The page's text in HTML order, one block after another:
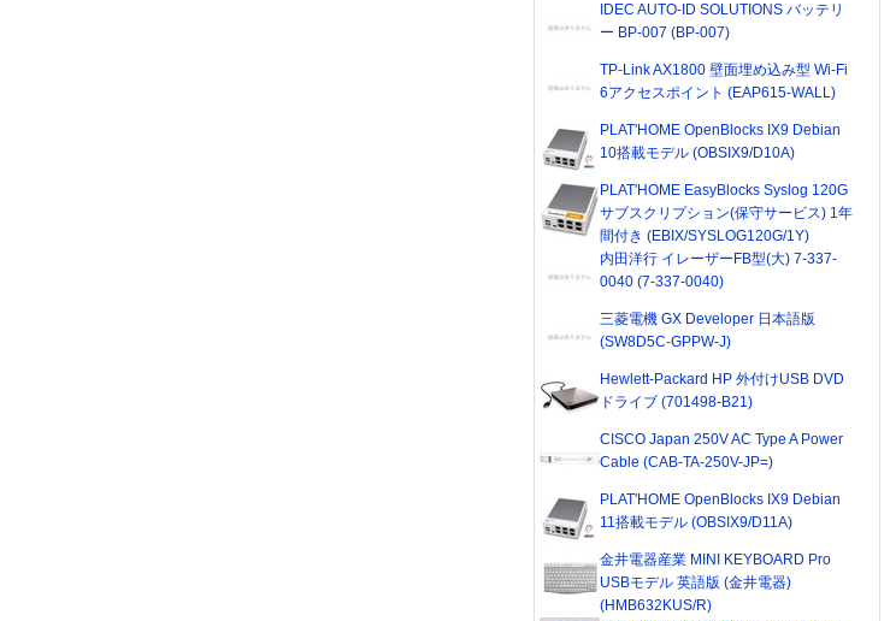
IDEC AUTO-ID SOLUTIONS バッテリ
ー BP-007 (BP-007)
TP-Link AX1800 壁面埋め込み型 Wi-Fi
6アクセスポイント (EAP615-WALL)
PLAT'HOME OpenBlocks IX9 Debian
10搭載モデル (OBSIX9/D10A)
PLAT'HOME EasyBlocks Syslog 120G
サブスクリプション(保守サービス) 1年
間付き (EBIX/SYSLOG120G/1Y)
内田洋行 イレーザーFB型(大) 7-337-
0040 (7-337-0040)
三菱電機 GX Developer 日本語版
(SW8D5C-GPPW-J)
Hewlett-Packard HP 外付けUSB DVD
ドライブ (701498-B21)
CISCO Japan 250V AC Type A Power
Cable (CAB-TA-250V-JP=)
PLAT'HOME OpenBlocks IX9 Debian
11搭載モデル (OBSIX9/D11A)
金井電器産業 MINI KEYBOARD Pro
USBモデル 英語版 (金井電器)
(HMB632KUS/R)